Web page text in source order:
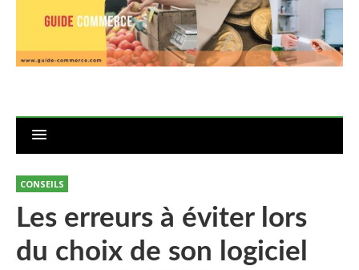
CONSEILS
Les erreurs à éviter lors
du choix de son logiciel